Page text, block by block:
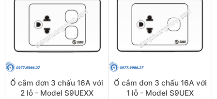
Ổ cắm đơn 3 chấu 16A với
2 lỗ - Model S9UEXX
Ổ cắm đơn 3 chấu 16A với
1 lỗ - Model S9UEX